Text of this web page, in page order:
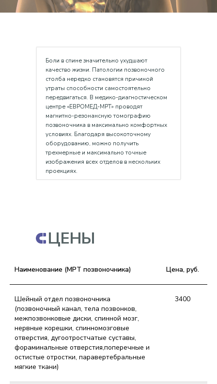
Боли в спине значительно ухудшают
качество жизни. Патологии позвоночного
столба нередко становятся причиной
утраты способности самостоятельно
передвигаться. В медико-диагностическом
центре «ЕВРОМЕД-МРТ» проводят
магнитно-резонансную томографию
позвоночника в максимально комфортных
условиях. Благодаря высокоточному
оборудованию, можно получить
трехмерные и максимально точные
изображения всех отделов в нескольких
проекциях.
ЦЕНЫ
Наименование (МРТ позвоночника) Цена, руб.
Шейный отдел позвоночника
(позвоночный канал, тела позвонков,
межпозвонковые диски, спинной мозг,
нервные корешки, спинномозговые
отверстия, дугоотростчатые суставы,
фораминальные отверстия,поперечные и
остистые отростки, паравертебральные
мягкие ткани)
3400